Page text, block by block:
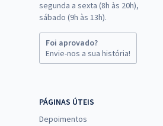
segunda a sexta (8h às 20h),
sábado (9h às 13h).
Foi aprovado?
Envie-nos a sua história!
PÁGINAS ÚTEIS
Depoimentos